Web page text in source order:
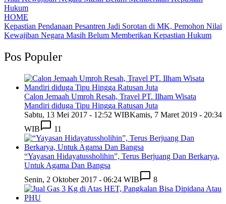
HOME
Kepastian Pendanaan Pesantren Jadi Sorotan di MK, Pemohon Nilai
Kewajiban Negara Masih Belum Memberikan Kepastian Hukum
Pos Populer
Calon Jemaah Umroh Resah, Travel PT. Ilham Wisata
Mandiri diduga Tipu Hingga Ratusan Juta
Sabtu, 13 Mei 2017 - 12:52 WIBKamis, 7 Maret 2019 - 20:34
WIB
11
“Yayasan Hidayatussholihin”, Terus Berjuang Dan Berkarya,
Untuk Agama Dan Bangsa
Senin, 2 Oktober 2017 - 06:24 WIB
8